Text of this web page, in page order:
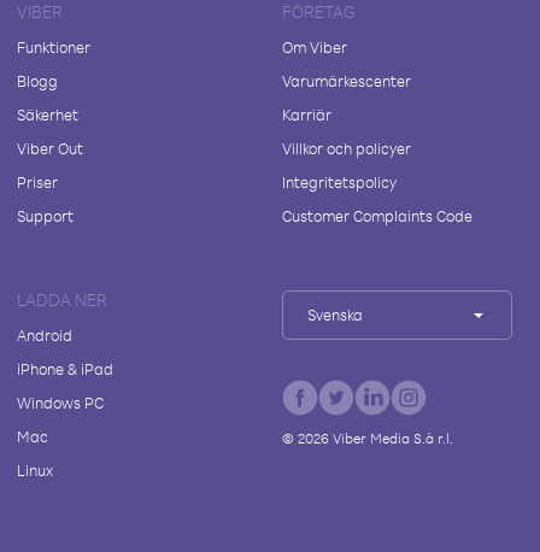
VIBER
Funktioner
Blogg
Säkerhet
Viber Out
Priser
Support
FÖRETAG
Om Viber
Varumärkescenter
Karriär
Villkor och policyer
Integritetspolicy
Customer Complaints Code
LADDA NER
Android
iPhone & iPad
Windows PC
Mac
Linux
Svenska
© 2026Viber Media S.à r.l.